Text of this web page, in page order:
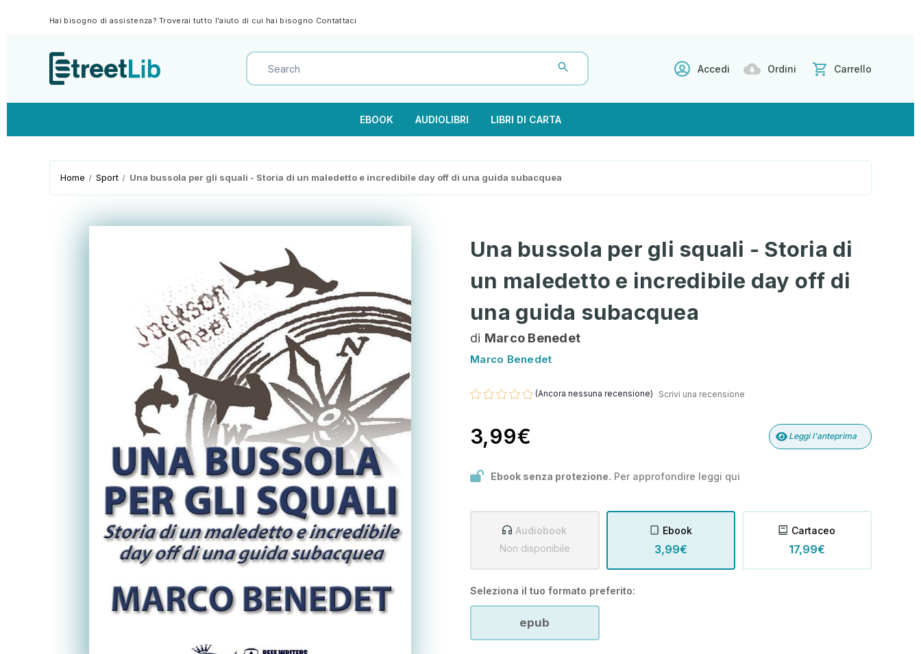
Hai bisogno di assistenza? Troverai tutto l'aiuto di cui hai bisogno Contattaci
Accedi Ordini Carrello
EBOOK AUDIOLIBRI LIBRI DI CARTA
Home Sport Una bussola per gli squali - Storia di un maledetto e incredibile day off di una guida subacquea
Una bussola per gli squali - Storia di
un maledetto e incredibile day off di
una guida subacquea
di Marco Benedet
Marco Benedet
(Ancora nessuna recensione) Scrivi una recensione
3,99€ Leggi l'anteprima
Ebook senza protezione. Per approfondire leggi qui
Audiobook
Non disponibile
Ebook
3,99€
Cartaceo
17,99€
Seleziona il tuo formato preferito:
epub